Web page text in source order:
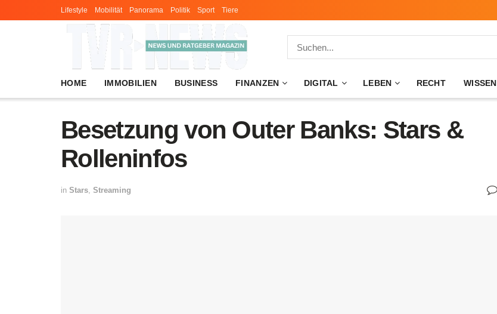
Lifestyle Mobilität Panorama Politik Sport Tiere
HOME IMMOBILIEN BUSINESS FINANZEN DIGITAL LEBEN RECHT WISSEN
Besetzung von Outer Banks: Stars &
Rolleninfos
in Stars Streaming